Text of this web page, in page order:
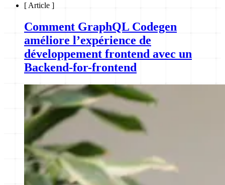
[ Article ]
Comment GraphQL Codegen
améliore l’expérience de
développement frontend avec un
Backend-for-frontend